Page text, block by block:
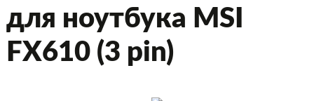
для ноутбука MSI
FX610 (3 pin)